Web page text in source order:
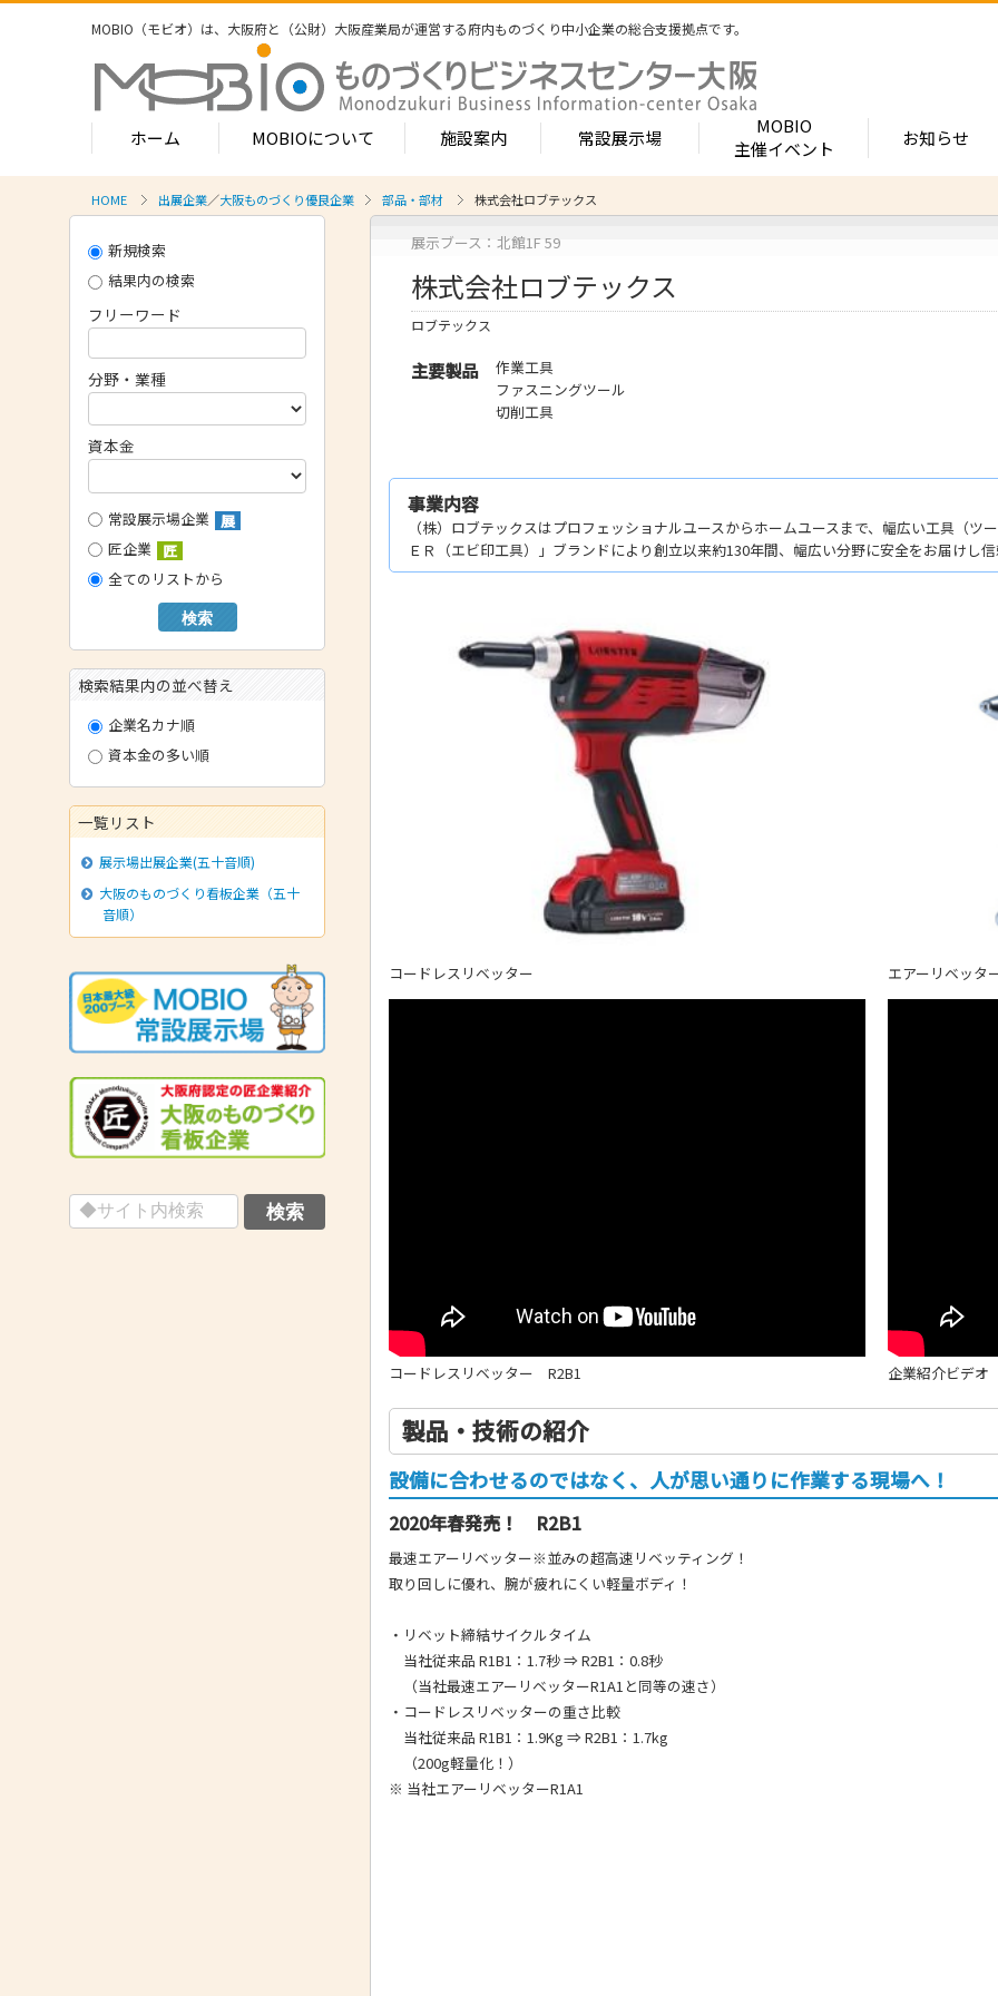
MOBIO（モビオ）は、大阪府と（公財）大阪産業局が運営する府内ものづくり中小企業の総合支援拠点です。
ホーム MOBIOについて
MOBIOのサービス
- MOBIOインキュベート支援
- 産学連携の支援
- 知的財産に関する支援
- ものづくり取引あっせん
- 展示・商談会
- 大阪ものづくり企業ナビ
- ものづくりイノベーション支援
- 大規模展示商談会活用事業（出展支援事業）
- 大阪製ブランド認定制度
- 大阪の伝統工芸品
MOBIOとは
施設案内
- フロア案内 -北館-
1-2階（常設展示企業五十音順一覧）
常設展示場のご案内
3階
- フロア案内 -南館-
3階
常設展示場
常設展示場
視察見学について
展示場出展について
よくある質問
出展企業紹介
包装・印刷・繊
MOBIO
主催イベント
お知らせ
HOME 出展企業／大阪ものづくり優良企業 部品・部材 株式会社ロブテックス
新規検索
結果内の検索
フリーワード
分野・業種
資本金
常設展示場企業
展
匠企業
匠
全てのリストから
検索
検索結果内の並べ替え
企業名カナ順
資本金の多い順
一覧リスト
展示場出展企業(五十音順)
大阪のものづくり看板企業（五十
音順）
展示ブース：北館1F 59
株式会社ロブテックス
ロブテックス
主要製品
作業工具
ファスニングツール
切削工具
事業内容
（株）ロブテックスはプロフェッショナルユースからホームユースまで、幅広い工具（
ＥＲ（エビ印工具）」ブランドにより創立以来約130年間、幅広い分野に安全をお届けし
コードレスリベッター エアーリベッタ
コードレスリベッター R2B1 企業紹介ビデオ
製品・技術の紹介
設備に合わせるのではなく、人が思い通りに作業する現場へ！
2020年春発売！ R2B1
最速エアーリベッター※並みの超高速リベッティング！
取り回しに優れ、腕が疲れにくい軽量ボディ！
・リベット締結サイクルタイム
当社従来品 R1B1：1.7秒 ⇒ R2B1：0.8秒
（当社最速エアーリベッターR1A1と同等の速さ）
・コードレスリベッターの重さ比較
当社従来品 R1B1：1.9Kg ⇒ R2B1：1.7kg
（200g軽量化！）
※ 当社エアーリベッターR1A1